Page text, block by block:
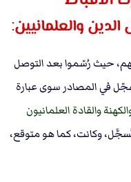
بطريركًا، عُرفت طرق اختيار 45 منهم، حيث رُسّموا بعد التوصل
في المصادر سوى عبارة
والقادة العلمانيون
وكانت، كما هو متوقع،